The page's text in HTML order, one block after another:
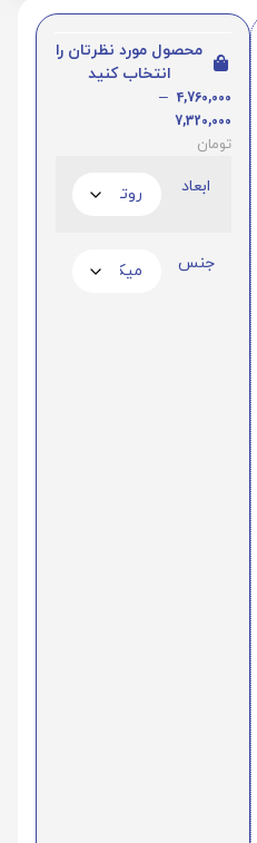
محصول مورد نظرتان را
انتخاب کنید
4,760,000
–
7,320,000
تومان
ابعاد
جنس